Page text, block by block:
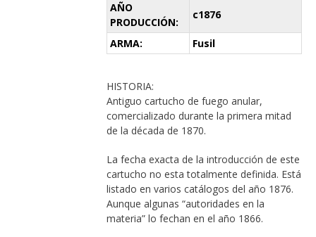
AÑO
PRODUCCIÓN:
c1876
ARMA: Fusil
HISTORIA:
Antiguo cartucho de fuego anular,
comercializado durante la primera mitad
de la década de 1870.
La fecha exacta de la introducción de este
cartucho no esta totalmente definida. Está
listado en varios catálogos del año 1876.
Aunque algunas “autoridades en la
materia” lo fechan en el año 1866.